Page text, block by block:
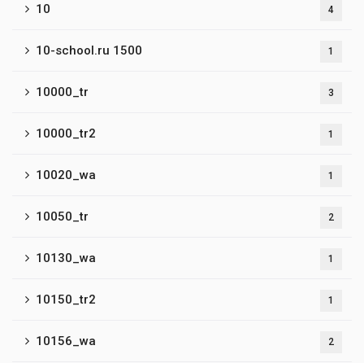
10 4
10-school.ru 1500 1
10000_tr 3
10000_tr2 1
10020_wa 1
10050_tr 2
10130_wa 1
10150_tr2 1
10156_wa 2